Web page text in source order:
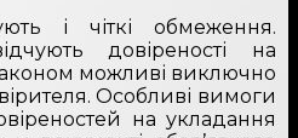
і чіткі обмеження.
довіреності на
можливі виключно
Особливі вимоги
на укладання